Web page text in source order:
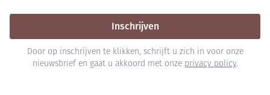
Inschrijven
Door op inschrijven te klikken, schrijft u zich in voor onze
nieuwsbrief en gaat u akkoord met onze privacy policy.